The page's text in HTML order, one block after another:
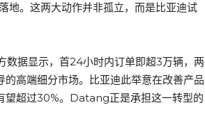
。这两大动作并非孤立，而是比亚迪试
据显示，首24小时内订单即超3万辆，两
高端细分市场。比亚迪此举意在改善产品
超过30%。Datang正是承担这一转型的